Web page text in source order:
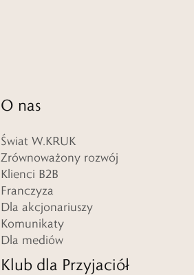
O nas
Świat W.KRUK
Zrównoważony rozwój
Klienci B2B
Franczyza
Dla akcjonariuszy
Komunikaty
Dla mediów
Klub dla Przyjaciół